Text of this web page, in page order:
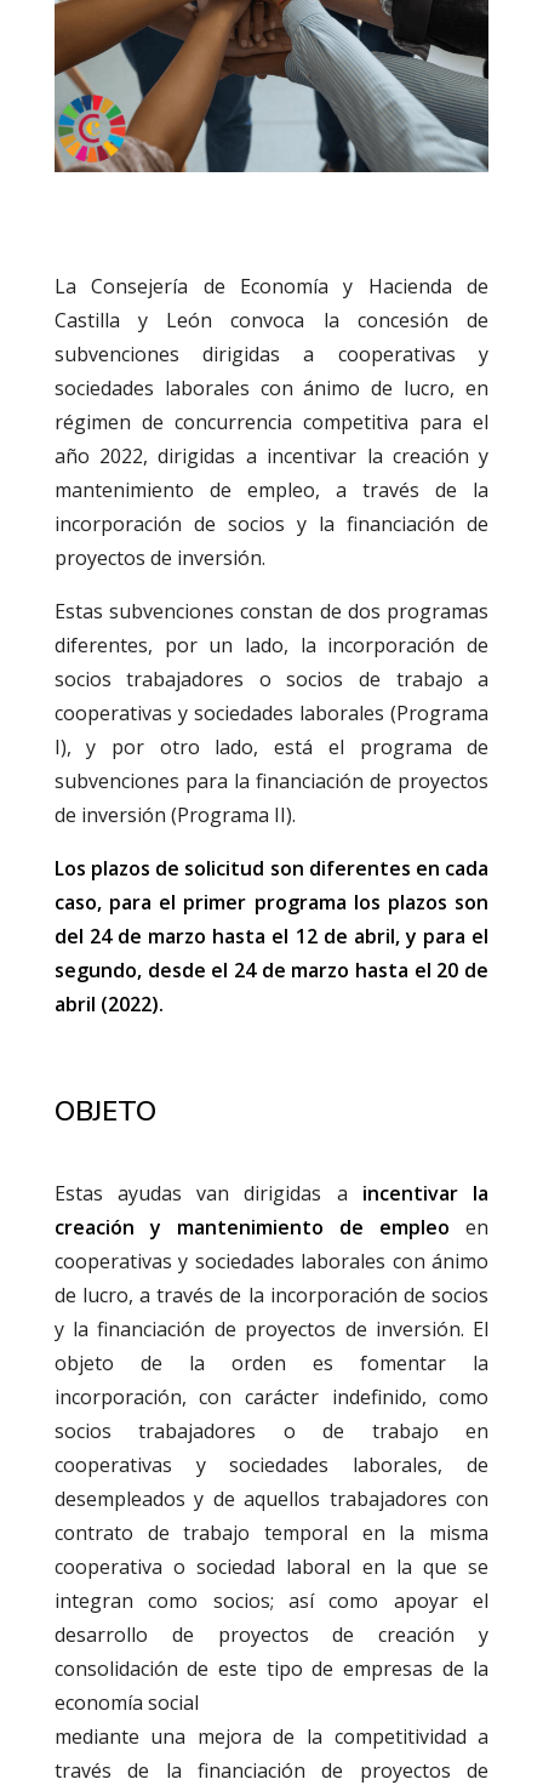
La Consejería de Economía y Hacienda de
Castilla y León convoca la concesión de
subvenciones dirigidas a cooperativas y
sociedades laborales con ánimo de lucro, en
régimen de concurrencia competitiva para el
año 2022, dirigidas a incentivar la creación y
mantenimiento de empleo, a través de la
incorporación de socios y la financiación de
proyectos de inversión.
Estas subvenciones constan de dos programas
diferentes, por un lado, la incorporación de
socios trabajadores o socios de trabajo a
cooperativas y sociedades laborales (Programa
I), y por otro lado, está el programa de
subvenciones para la financiación de proyectos
de inversión (Programa II).
Los plazos de solicitud son diferentes en cada
caso, para el primer programa los plazos son
del 24 de marzo hasta el 12 de abril, y para el
segundo, desde el 24 de marzo hasta el 20 de
abril (2022).
OBJETO
Estas ayudas van dirigidas a incentivar la
creación y mantenimiento de empleo en
cooperativas y sociedades laborales con ánimo
de lucro, a través de la incorporación de socios
y la financiación de proyectos de inversión. El
objeto de la orden es fomentar la
incorporación, con carácter indefinido, como
socios trabajadores o de trabajo en
cooperativas y sociedades laborales, de
desempleados y de aquellos trabajadores con
contrato de trabajo temporal en la misma
cooperativa o sociedad laboral en la que se
integran como socios; así como apoyar el
desarrollo de proyectos de creación y
consolidación de este tipo de empresas de la
economía social
mediante una mejora de la competitividad a
través de la financiación de proyectos de